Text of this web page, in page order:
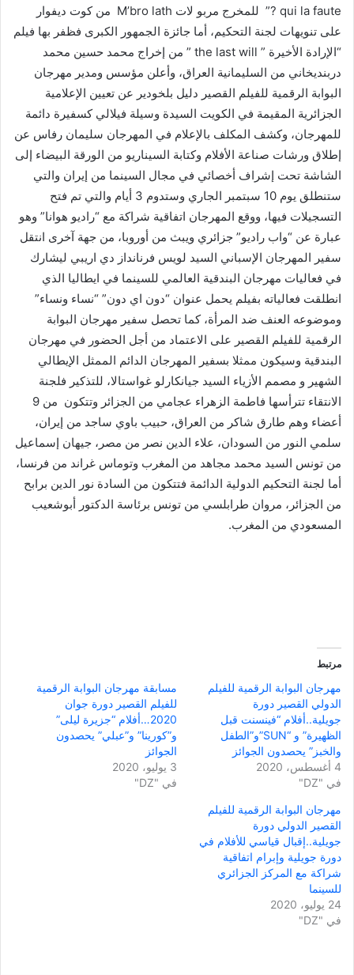
qui la faute ?” للمخرج مربو لات M’bro lath من كوت ديفوار
على تنويهات لجنة التحكيم، أما جائزة الجمهور الكبرى فظفر بها فيلم
“الإرادة الأخيرة ” the last will ” من إخراج محمد حسين محمد
دربنديخاني من السليمانية العراق، وأعلن مؤسس ومدير مهرجان
البوابة الرقمية للفيلم القصير دليل بلخودير عن تعيين الإعلامية
الجزائرية المقيمة في الكويت السيدة وسيلة فيلالي كسفيرة دائمة
للمهرجان، وكشف المكلف بالإعلام في المهرجان سليمان رفاس عن
إطلاق ورشات صناعة الأفلام وكتابة السيناريو من الورقة البيضاء إلى
الشاشة تحت إشراف أخصائي في مجال السينما من إيران والتي
ستنطلق يوم 10 سبتمبر الجاري وستدوم 3 أيام والتي تم فتح
التسجيلات فيها، ووقع المهرجان اتفاقية شراكة مع “راديو هوانا” وهو
عبارة عن “واب راديو” جزائري ويبث من أوروبا، من جهة آخرى انتقل
سفير المهرجان الإسباني السيد لويس فرنانداز دي اريبي ليشارك
في فعاليات مهرجان البندقية العالمي للسينما في ايطاليا الذي
انطلقت فعالياته بفيلم يحمل عنوان “دون اي دون” “نساء ونساء”
وموضوعه العنف ضد المرأة، كما تحصل سفير مهرجان البوابة
الرقمية للفيلم القصير على الاعتماد من أجل الحضور في مهرجان
البندقية وسيكون ممثلا بسفير المهرجان الدائم الممثل الإيطالي
الشهير و مصمم الأزياء السيد جيانكارلو غواستالا، للتذكير فلجنة
الانتقاء تترأسها فاطمة الزهراء عجامي من الجزائر وتتكون من 9
أعضاء وهم طارق شاكر من العراق، حبيب باوي ساجد من إيران،
سلمي النور من السودان، علاء الدين نصر من مصر، جيهان إسماعيل
من تونس السيد محمد مجاهد من المغرب وتوماس غراند من فرنسا،
أما لجنة التحكيم الدولية الدائمة فتتكون من السادة نور الدين برابح
من الجزائر، مروان طرابلسي من تونس برئاسة الدكتور أبوشعيب
المسعودي من المغرب.
مرتبط
مهرجان البوابة الرقمية للفيلم
الدولي القصير دورة
جويلية..أفلام “فينسنت قبل
الظهيرة” و “SUN”و”الطفل
والخبز” يحصدون الجوائز
4 أغسطس، 2020
في "DZ"
مسابقة مهرجان البوابة الرقمية
للفيلم القصير دورة جوان
2020…أفلام “جزيرة ليلى”
و”كورينا” و”عبلي” يحصدون
الجوائز
3 يوليو، 2020
في "DZ"
مهرجان البوابة الرقمية للفيلم
القصير الدولي دورة
جويلية..إقبال قياسي للأفلام في
دورة جويلية وإبرام اتفاقية
شراكة مع المركز الجزائري
للسينما
24 يوليو، 2020
في "DZ"